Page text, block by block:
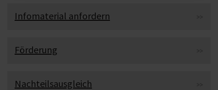
Infomaterial anfordern
Förderung
Nachteilsausgleich